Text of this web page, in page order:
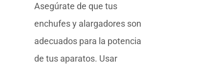
Asegúrate de que tus
enchufes y alargadores son
adecuados para la potencia
de tus aparatos. Usar